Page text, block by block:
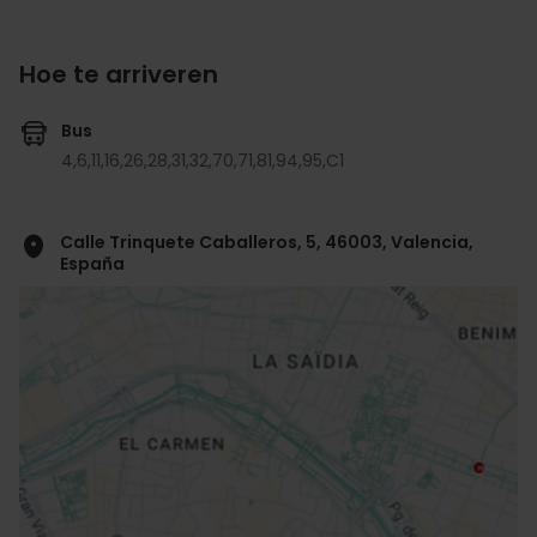
Hoe te arriveren
Bus
4,6,11,16,26,28,31,32,70,71,81,94,95,C1
Calle Trinquete Caballeros, 5, 46003, Valencia,
España